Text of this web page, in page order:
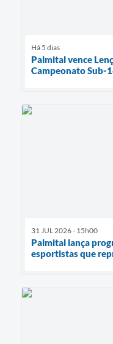
Há 5 dias
Palmital vence
Campeonato Sub-
31 JUL 2026 - 15h00
Palmital lança
esportistas que